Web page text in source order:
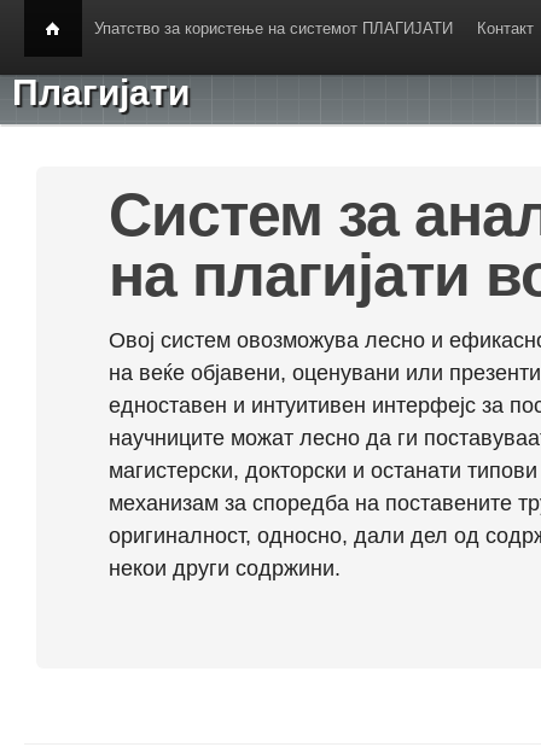
Упатство за користење на системот ПЛАГИЈАТИ Контакт
Плагијати
Систем за
на плагијати
Овој систем овозможува лесно и
на веќе објавени, оценувани или
едноставен и интуитивен интерфејс за
научниците можат лесно да ги
магистерски, докторски и останати
механизам за споредба на поставените
оригиналност, односно, дали дел од
некои други содржини.